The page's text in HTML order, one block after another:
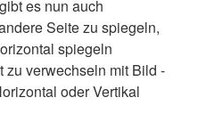
es nun auch
Seite zu spiegeln,
spiegeln
zu verwechseln mit Bild -
oder Vertikal